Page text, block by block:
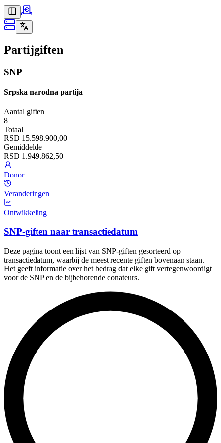
Partijgiften
SNP
Srpska narodna partija
Aantal giften
8
Totaal
RSD 15.598.900,00
Gemiddelde
RSD 1.949.862,50
Donor
Veranderingen
Ontwikkeling
SNP-giften naar transactiedatum
Deze pagina toont een lijst van SNP-giften gesorteerd op
transactiedatum, waarbij de meest recente giften bovenaan staan.
Het geeft informatie over het bedrag dat elke gift vertegenwoordigt
voor de SNP en de bijbehorende donateurs.